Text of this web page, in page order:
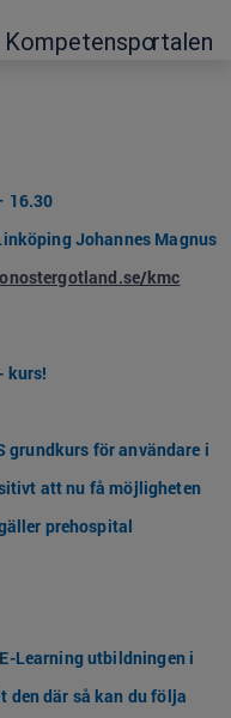
16.30
Johannes Magnus
kmc
kurs!
grundkurs för användare i
att nu få möjligheten
prehospital
Learning utbildningen i
den där så kan du följa